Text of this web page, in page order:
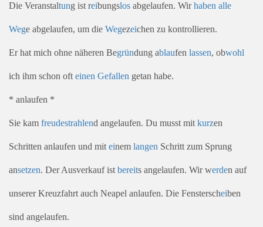
Die Veranstaltung ist reibungslos abgelaufen. Wirhaben alle
Wege abgelaufen, um die Wegezeichen zu kontrollieren.
Er hat mich ohne näheren Begründung ablaufen lassen, obwohl
ich ihm schon oft einen Gefallen getan habe.
* anlaufen *
Sie kam freudestrahlend angelaufen. Du musst mit kurzen
Schritten anlaufen und mit einem langen Schritt zum Sprung
ansetzen. Der Ausverkauf ist bereits angelaufen. Wir werden auf
unserer Kreuzfahrt auch Neapel anlaufen. Die Fensterscheiben
sind angelaufen.